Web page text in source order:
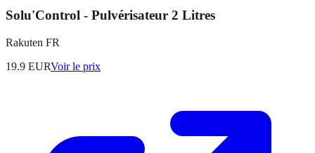
Solu'Control - Pulvérisateur 2 Litres
Rakuten FR
19.9 EURVoir le prix